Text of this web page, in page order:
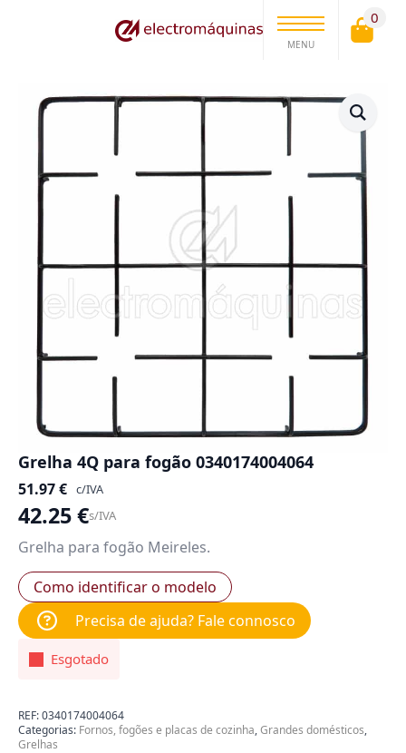
MENU
0
Grelha 4Q para fogão 0340174004064
51.97€ c/IVA
42.25€s/IVA
Grelha para fogão Meireles.
Como identificar o modelo
Precisa de ajuda? Fale connosco
Esgotado
REF:0340174004064
Categorias: Fornos, fogões e placas de cozinha,Grandes domésticos,
Grelhas